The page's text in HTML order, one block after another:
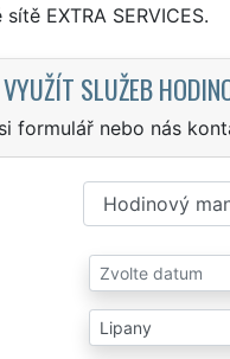
EXTRA SERVICES.
SLUŽEB
formulář nebo nás